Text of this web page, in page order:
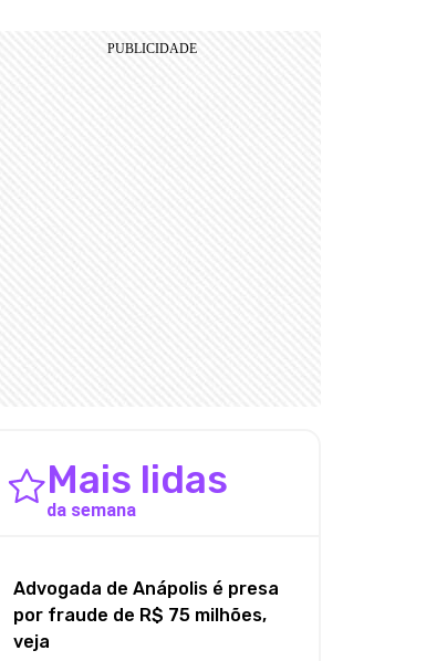
Mais lidas
da semana
Advogada de Anápolis é presa
por fraude de R$ 75 milhões,
veja